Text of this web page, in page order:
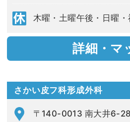
木曜・土曜午後・日曜・
詳細・マ
さかい皮フ科形成外科
〒140-0013 南大井6-